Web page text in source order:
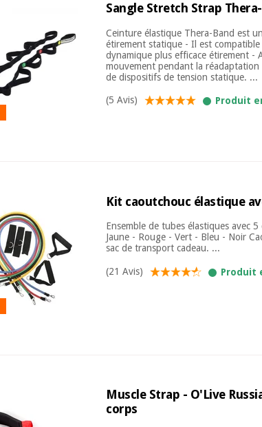
Sangle Stretch Strap
Ceinture élastique Thera-Band est
étirement statique - Il est
dynamique plus efficace étirement -
mouvement pendant la
de dispositifs de tension statique. ...
(5 Avis)
Produit
Kit caoutchouc élastique
Ensemble de tubes élastiques avec
Jaune - Rouge - Vert - Bleu - Noir
sac de transport cadeau. ...
(21 Avis)
Produit
Muscle Strap - O'Live
corps